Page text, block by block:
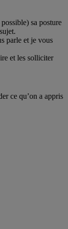
sa posture
parle et je vous
et les solliciter
ce qu’on a appris